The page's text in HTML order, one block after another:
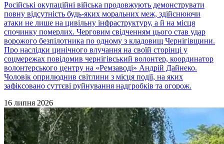
Російські окупаційні війська продовжують демонструвати
повну відсутність будь-яких моральних меж, здійснюючи
атаки не лише на цивільну інфраструктуру, а й на місця
спочинку померлих. Черговим свідченням цього став удар
ворожого безпілотника по одному з кладовищ Чернігівщини.
Про наслідки цинічного влучання на своїй сторінці у
соцмережах повідомив чернігівський волонтер, координатор
волонтерського центру на «Ремзаводі» Андрій Дайнеко.
Чоловік оприлюднив світлини з місця події, на яких
зафіксовано суттєві руйнування надгробків та огорож.
16 липня 2026